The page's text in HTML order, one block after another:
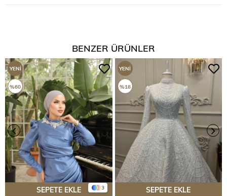
BENZER ÜRÜNLER
3
SEPETE EKLE
YENI
ÜRÜN
%60
SEPETE EKLE
YENI
ÜRÜN
%18